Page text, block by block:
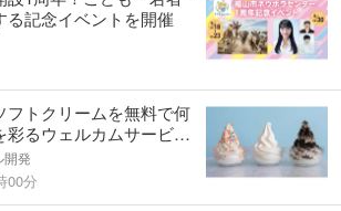
記念イベントを開催
フトクリームを無料で何
彩るウェルカムサービス
ルカンパーナすすきの
開発
00分